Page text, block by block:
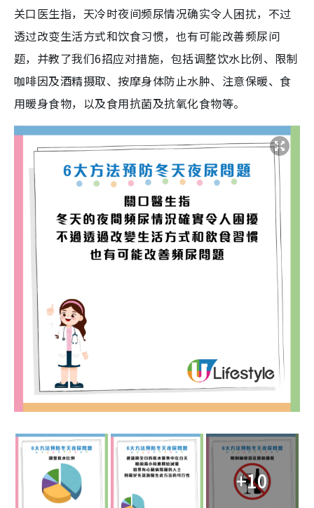
关口医生指，天冷时夜间频尿情况确实令人困扰，不过
透过改变生活方式和饮食习惯，也有可能改善频尿问
题，并教了我们6招应对措施，包括调整饮水比例、限制
咖啡因及酒精摄取、按摩身体防止水肿、注意保暖、食
用暖身食物，以及食用抗菌及抗氧化食物等。
+10